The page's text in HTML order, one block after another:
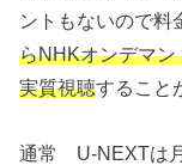
ントもないので料
らNHKオンデマ
実質視聴すること
通常 U-NEXTは月